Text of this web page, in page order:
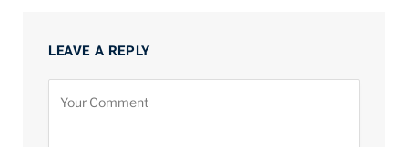
LEAVE A REPLY